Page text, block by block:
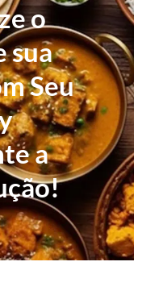
o
sua
Seu
a